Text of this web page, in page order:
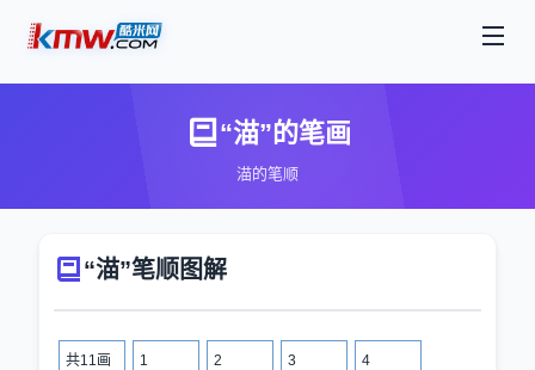
“渵”的笔画
渵的笔顺
“渵”笔顺图解
共11画 1 2 3 4